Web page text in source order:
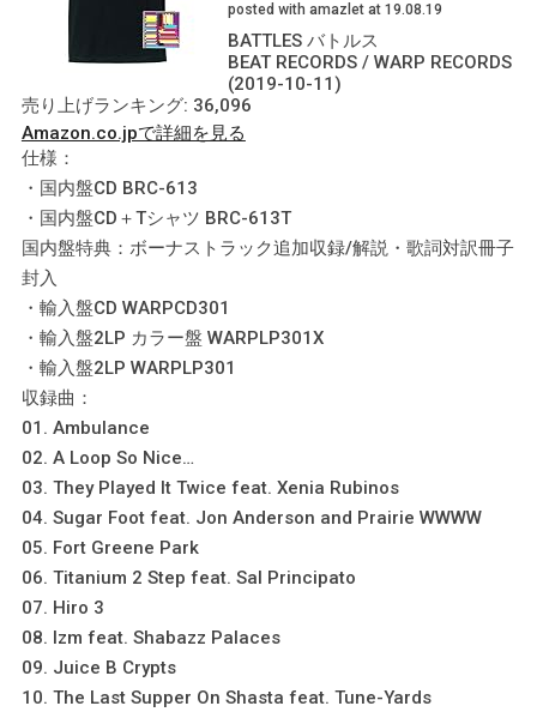
posted with amazlet at 19.08.19
BATTLES バトルス
BEAT RECORDS / WARP RECORDS
(2019-10-11)
売り上げランキング: 36,096
Amazon.co.jpで詳細を見る
仕様：
・国内盤CD BRC-613
・国内盤CD＋Tシャツ BRC-613T
国内盤特典：ボーナストラック追加収録/解説・歌詞対訳冊子
封入
・輸入盤CD WARPCD301
・輸入盤2LP カラー盤 WARPLP301X
・輸入盤2LP WARPLP301
収録曲：
01. Ambulance
02. A Loop So Nice…
03. They Played It Twice feat. Xenia Rubinos
04. Sugar Foot feat. Jon Anderson and Prairie WWWW
05. Fort Greene Park
06. Titanium 2 Step feat. Sal Principato
07. Hiro 3
08. Izm feat. Shabazz Palaces
09. Juice B Crypts
10. The Last Supper On Shasta feat. Tune-Yards